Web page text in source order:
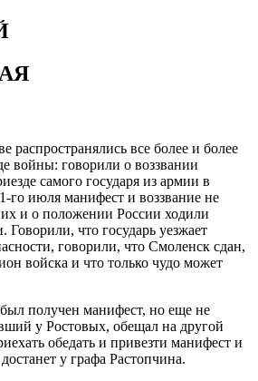
распространялись все более и более
войны: говорили о воззвании
самого государя из армии в
го июля манифест и воззвание не
и о положении России ходили
Говорили, что государь уезжает
говорили, что Смоленск сдан,
войска и что только чудо может
получен манифест, но еще не
у Ростовых, обещал на другой
обедать и привезти манифест и
у графа Растопчина.